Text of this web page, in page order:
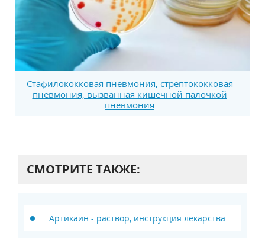
Стафилококковая пневмония, стрептококковая
пневмония, вызванная кишечной палочкой
пневмония
СМОТРИТЕ ТАКЖЕ:
Артикаин - раствор, инструкция лекарства